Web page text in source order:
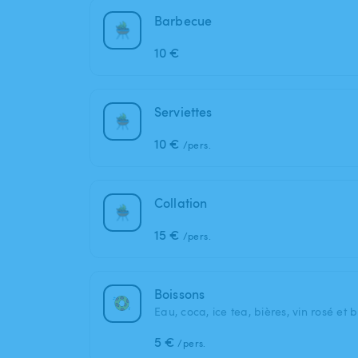
Barbecue
10 €
Serviettes
10 € /pers.
Collation
15 € /pers.
Boissons
Eau, coca, ice tea, bières, vin rosé et
5 € /pers.